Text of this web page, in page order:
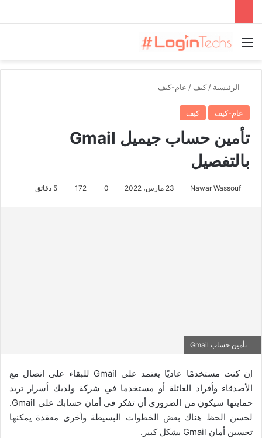
القائمة
الرئيسية /كيف / عام-كيف
عام-كيف كيف
تأمين حساب جيميل Gmail
بالتفصيل
Nawar Wassouf 23 مارس، 2022 0
172
تأمين حساب Gmail
إن كنت مستخدمًا عاديًا يعتمد على Gmail للبقاء على اتصال مع
الأصدقاء وأفراد العائلة أو مستخدما في شركة ولديك أسرار تريد
حمايتها سيكون من الضروري أن تفكر في أمان حسابك على Gmail.
لحسن الحظ هناك بعض الخطوات البسيطة وأخرى معقدة يمكنها
تحسين أمان Gmail بشكل كبير.